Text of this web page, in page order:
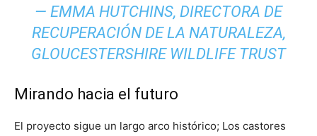
— EMMA HUTCHINS, DIRECTORA DE
RECUPERACIÓN DE LA NATURALEZA,
GLOUCESTERSHIRE WILDLIFE TRUST
Mirando hacia el futuro
El proyecto sigue un largo arco histórico; Los castores